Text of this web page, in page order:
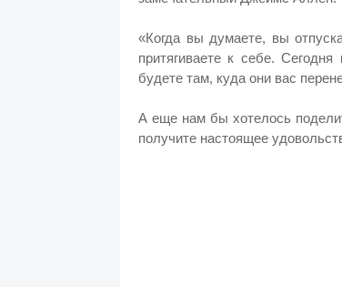
«Когда вы думаете, вы
притягиваете к себе.
будете там, куда они вас
А еще нам бы хотелось
получите настоящее